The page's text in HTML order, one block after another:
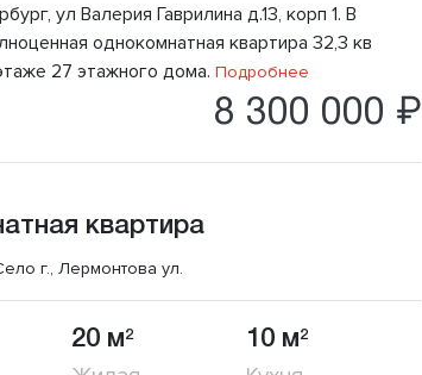
ул Валерия Гаврилина д.13, корп 1. В
однокомнатная квартира 32,3 кв
27 этажного дома. Подробнее
8 300 000 ₽
квартира
г., Лермонтова ул.
20 м2 10 м2